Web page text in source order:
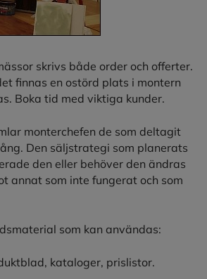
skrivs både order och offerter.
finnas en ostörd plats i montern
Boka tid med viktiga kunder.
monterchefen de som deltagit
Den säljstrategi som planerats
den eller behöver den ändras
annat som inte fungerat och som
som kan användas:
kataloger, prislistor.